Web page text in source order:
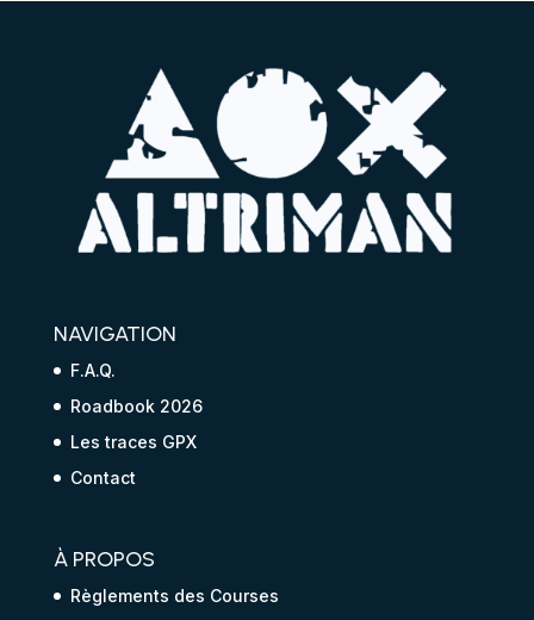
NAVIGATION
F.A.Q.
Roadbook 2026
Les traces GPX
Contact
À PROPOS
Règlements des Courses